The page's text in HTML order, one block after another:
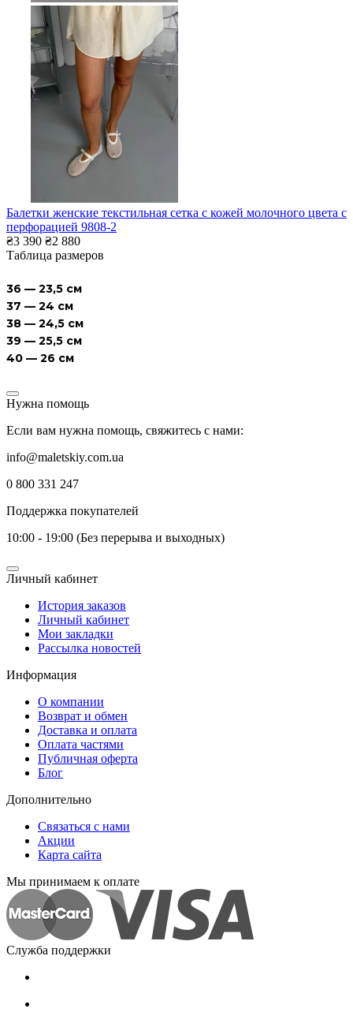
Балетки женские текстильная сетка с кожей молочного цвета с
перфорацией 9808-2
₴3 390 ₴2 880
Таблица размеров
36 — 23,5 см
37 — 24 см
38 — 24,5 см
39 — 25,5 см
40 — 26 см
Нужна помощь
Если вам нужна помощь, свяжитесь с нами:
info@maletskiy.com.ua
0 800 331 247
Поддержка покупателей
10:00 - 19:00 (Без перерыва и выходных)
Личный кабинет
История заказов
Личный кабинет
Мои закладки
Рассылка новостей
Информация
О компании
Возврат и обмен
Доставка и оплата
Оплата частями
Публичная оферта
Блог
Дополнительно
Связаться с нами
Акции
Карта сайта
Мы принимаем к оплате
Служба поддержки